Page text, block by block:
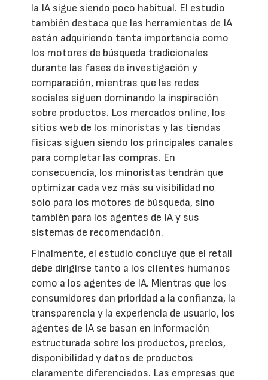
la IA sigue siendo poco habitual. El estudio
también destaca que las herramientas de IA
están adquiriendo tanta importancia como
los motores de búsqueda tradicionales
durante las fases de investigación y
comparación, mientras que las redes
sociales siguen dominando la inspiración
sobre productos. Los mercados online, los
sitios web de los minoristas y las tiendas
físicas siguen siendo los principales canales
para completar las compras. En
consecuencia, los minoristas tendrán que
optimizar cada vez más su visibilidad no
solo para los motores de búsqueda, sino
también para los agentes de IA y sus
sistemas de recomendación.
Finalmente, el estudio concluye que el retail
debe dirigirse tanto a los clientes humanos
como a los agentes de IA. Mientras que los
consumidores dan prioridad a la confianza, la
transparencia y la experiencia de usuario, los
agentes de IA se basan en información
estructurada sobre los productos, precios,
disponibilidad y datos de productos
claramente diferenciados. Las empresas que